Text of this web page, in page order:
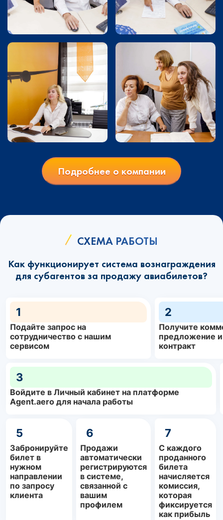
Подробнее о компании
СХЕМА РАБОТЫ
Как функционирует система вознаграждения
для субагентов за продажу авиабилетов?
1
Подайте запрос на
сотрудничество с нашим
сервисом
2
Получите
предложение
контракт
3
Войдите в Личный кабинет на платформе
Agent.aero для начала работы
5
Забронируйте
билет в
нужном
направлении
по запросу
клиента
6
Продажи
автоматически
регистрируются
в системе,
связанной с
вашим
профилем
7
С каждого
проданного
билета
начисляется
комиссия,
которая
фиксируется
как прибыль